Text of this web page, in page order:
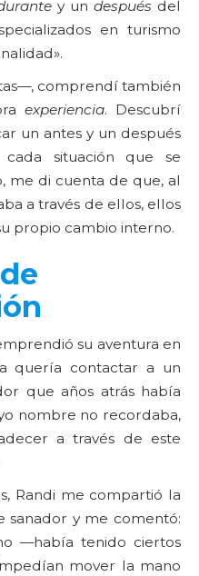
y un después del
en turismo
comprendí también
experiencia. Descubrí
un antes y un después
situación que se
me di cuenta de que, al
a través de ellos, ellos
propio cambio interno.
su aventura en
quería contactar a un
que años atrás había
nombre no recordaba,
a través de este
Randi me compartió la
sanador y me comentó:
—había tenido ciertos
mover la mano